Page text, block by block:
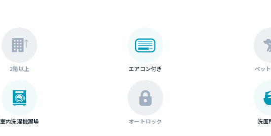
2階以上 エアコン付き ペッ
室内洗濯機置場 オートロック 洗面